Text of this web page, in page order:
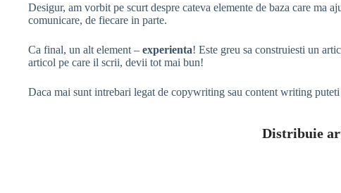
Desigur, am vorbit pe scurt despre cateva elemente de baza care
comunicare, de fiecare in parte.
Ca final, un alt element – experienta! Este greu sa construiesti un
articol pe care il scrii, devii tot mai bun!
Daca mai sunt intrebari legat de copywriting sau content writing
Distribuie